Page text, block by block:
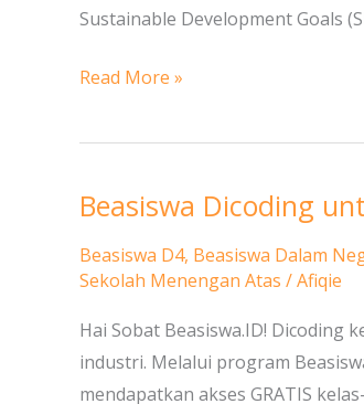
Sustainable Development Goals
Read More »
Beasiswa Dicoding
Beasiswa D4, Beasiswa Dalam
Sekolah Menengan Atas /Afiqie
Hai Sobat Beasiswa.ID!
industri. Melalui program
mendapatkan akses GRATIS
Beasiswa
untuk
dan
Mahasiswa